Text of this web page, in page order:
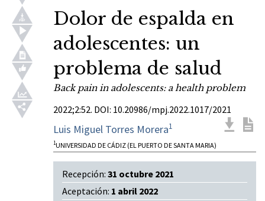
Dolor de espalda en
adolescentes: un
problema de salud
Back pain in adolescents: a health problem
2022;2:52. DOI: 10.20986/mpj.2022.1017/2021
Luis Miguel Torres Morera1
1UNIVERSIDAD DE CÁDIZ (EL PUERTO DE SANTA MARIA)
Recepción: 31 octubre 2021
Aceptación: 1 abril 2022